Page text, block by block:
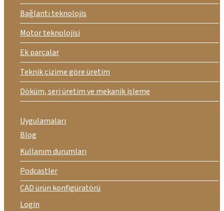
Bağlantı teknolojis
Motor teknolojisi
Ek parçalar
Teknik çizime göre üretim
Döküm, seri üretim ve mekanik işleme
Uygulamaları
Blog
Kullanım durumları
Podcastler
CAD ürün konfigüratörü
Login